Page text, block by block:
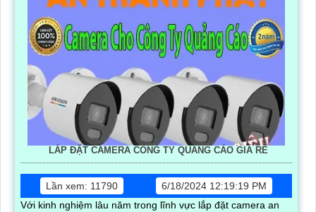
LẮP ĐẶT CAMERA CÔNG TY QUẢNG CÁO GIÁ RẺ
Lần xem: 11790
6/18/2024 12:19:19 PM
Với kinh nghiệm lâu năm trong lĩnh vực lắp đặt camera an